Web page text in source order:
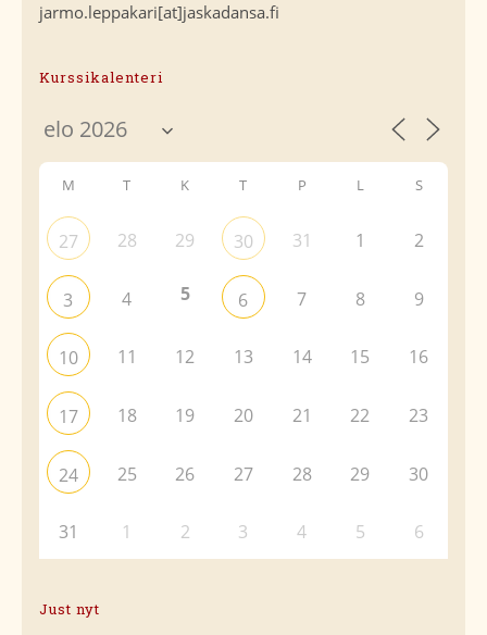
jarmo.leppakari[at]jaskadansa.fi
Kurssikalenteri
M T K T P L S
27 28 29 30 31 1 2
3 4 5 6 7 8 9
10 11 12 13 14 15 16
17 18 19 20 21 22 23
24 25 26 27 28 29 30
31 1 2 3 4 5 6
Just nyt